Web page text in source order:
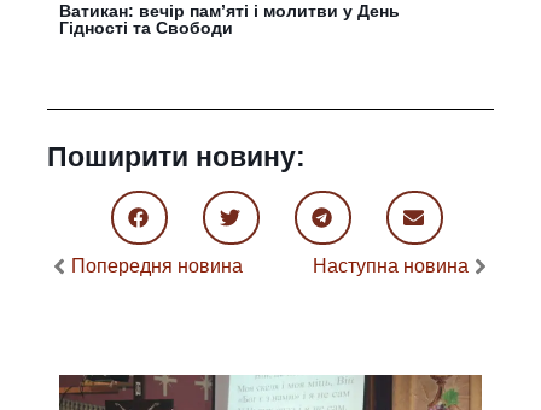
Ватикан: вечір пам’яті і молитви у День
Гідності та Свободи
Поширити новину:
Попередня новина Наступна новина